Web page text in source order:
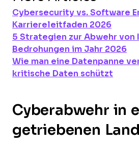
Cybersecurity vs. Software
Karriereleitfaden 2026
5 Strategien zur Abwehr von
Bedrohungen im Jahr 2026
Wie man eine Datenpanne
kritische Daten schützt
Cyberabwehr in
getriebenen